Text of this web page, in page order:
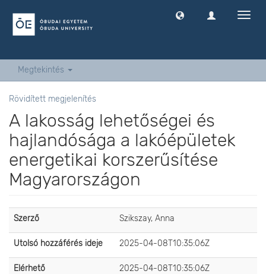
Megtekintés
Rövidített megjelenítés
A lakosság lehetőségei és
hajlandósága a lakóépületek
energetikai korszerűsítése
Magyarországon
Szerző Szikszay, Anna
Utolsó hozzáférés ideje 2025-04-08T10:35:06Z
Elérhető 2025-04-08T10:35:06Z